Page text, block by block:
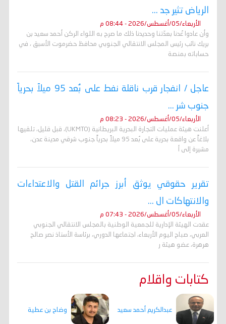
الرياض تثير جد ...
الأربعاء/05/أغسطس/2026 - 08:44 م
وأن عادوا عُدنا بعدّتنا وحديدنا ذلك ما صرح به اللواء الركن أحمد سعيد بن
بريك نائب رئيس المجلس الانتقالي الجنوبي محافظ حضرموت الأسبق ، في
حساباته بمنصة
عاجل / انفجار قرب ناقلة نفط على بُعد 95 ميلاً بحرياً
جنوب شر ...
الأربعاء/05/أغسطس/2026 - 08:23 م
أعلنت هيئة عمليات التجارة البحرية البريطانية (UKMTO)، قبل قليل، تلقيها
بلاغاً عن واقعة بحرية على بُعد 95 ميلاً بحرياً جنوب شرقي مدينة عدن،
مشيرة إلى أ
تقرير حقوقي يوثق أبرز جرائم القتل والاعتداءات
والانتهاكات ال ...
الأربعاء/05/أغسطس/2026 - 07:43 م
عقدت الهيئة الإدارية للجمعية الوطنية بالمجلس الانتقالي الجنوبي
العربي، صباح اليوم الأربعاء، اجتماعها الدوري، برئاسة الأستاذ نصر صالح
هرهرة، عضو هيئة ر
كتابات واقلام
عبدالكريم أحمد سعيد وضاح بن عطية